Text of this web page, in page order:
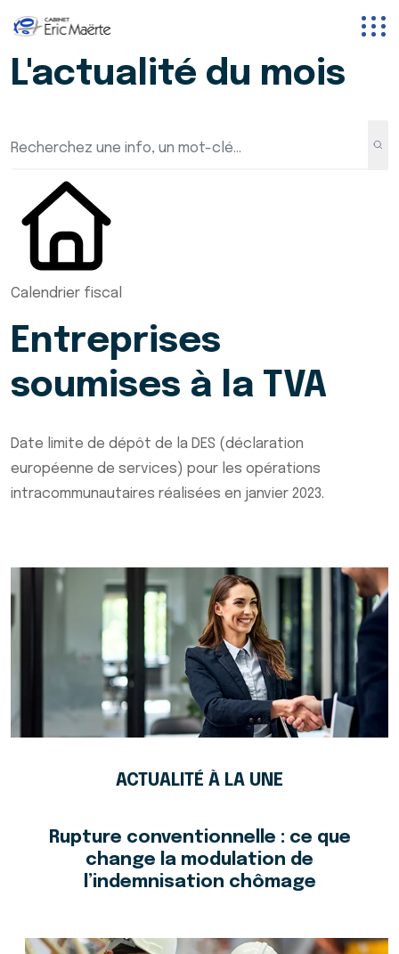
L'actualité du mois
Calendrier fiscal
Entreprises
soumises à la TVA
Date limite de dépôt de la DES (déclaration
européenne de services) pour les opérations
intracommunautaires réalisées en janvier 2023.
ACTUALITÉ À LA UNE
Rupture conventionnelle : ce que
change la modulation de
l’indemnisation chômage